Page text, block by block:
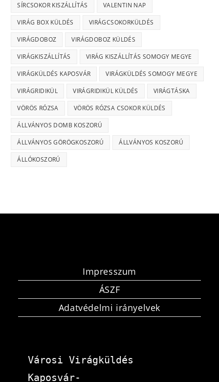
SÍRCSOKOR KISZÁLLÍTÁS VALENTIN NAP
VIRÁG BOX KÜLDÉS VIRÁGCSOKORKÜLDÉS
VIRÁGDOBOZ VIRÁGDOBOZ KÜLDÉS
VIRÁGKISZÁLLÍTÁS VIRÁG KISZÁLLÍTÁS SOMOGY MEGYE
VIRÁGKÜLDÉS KAPOSVÁR VIRÁGKÜLDÉS SOMOGY MEGYE
VIRÁGRIDIKÜL VIRÁGRIDIKÜL KÜLDÉS VIRÁGTÁSKA
VÖRÖS RÓZSA VÖRÖS RÓZSA CSOKOR KÜLDÉS
ÁLLVÁNYOS DOMB KOSZORÚ
ÁLLVÁNYOS GÖRÖGKOSZORÚ ÁLLVÁNYOS KOSZORÚ
ÁLLÓKOSZORÚ
Impresszum
ÁSZF
Adatvédelmi irányelvek
Városi Virágküldés
Kaposvár-